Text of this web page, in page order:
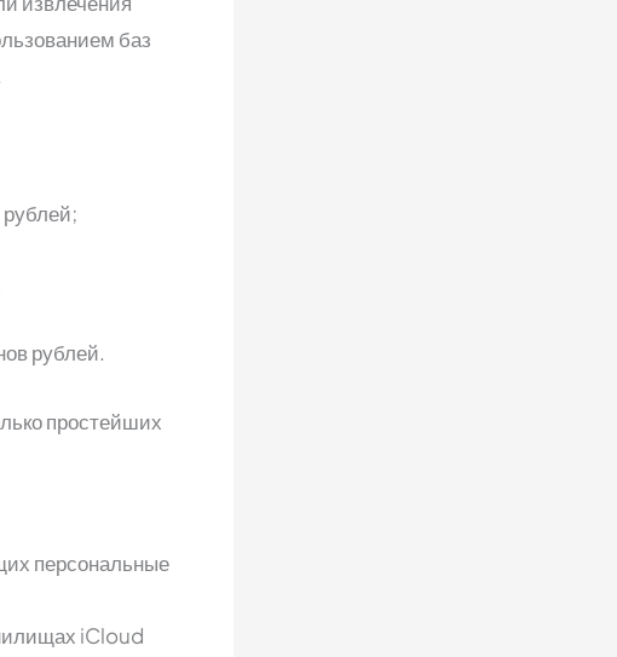
баз
рублей;
рублей.
простейших
персональные
iCloud